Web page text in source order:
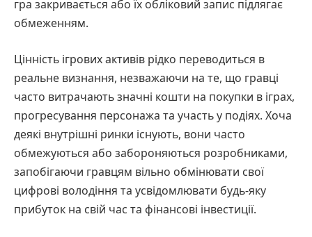
гра закривається або їх обліковий запис підлягає
обмеженням.
Цінність ігрових активів рідко переводиться в
реальне визнання, незважаючи на те, що гравці
часто витрачають значні кошти на покупки в іграх,
прогресування персонажа та участь у подіях. Хоча
деякі внутрішні ринки існують, вони часто
обмежуються або забороняються розробниками,
запобігаючи гравцям вільно обмінювати свої
цифрові володіння та усвідомлювати будь-яку
прибуток на свій час та фінансові інвестиції.